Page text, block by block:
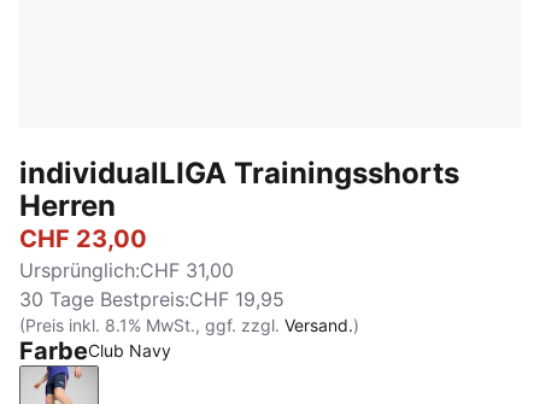
individualLIGA Trainingsshorts
Herren
CHF 23,00
Ursprünglich:CHF 31,00
30 Tage Bestpreis:CHF 19,95
(Preis inkl. 8.1% MwSt., ggf. zzgl. Versand.)
FarbeClub Navy